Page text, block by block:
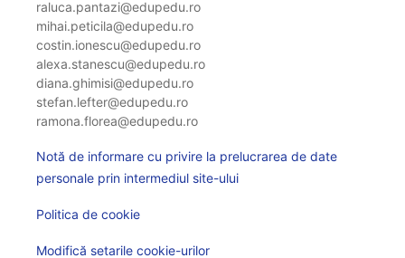
raluca.pantazi@edupedu.ro
mihai.peticila@edupedu.ro
costin.ionescu@edupedu.ro
alexa.stanescu@edupedu.ro
diana.ghimisi@edupedu.ro
stefan.lefter@edupedu.ro
ramona.florea@edupedu.ro
Notă de informare cu privire la prelucrarea de date
personale prin intermediul site-ului
Politica de cookie
Modifică setarile cookie-urilor